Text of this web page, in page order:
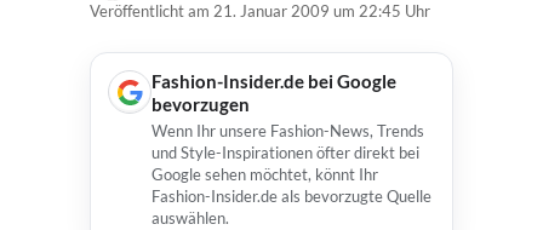
Veröffentlicht am 21. Januar 2009 um 22:45 Uhr
Fashion-Insider.de bei Google
bevorzugen
Wenn Ihr unsere Fashion-News, Trends
und Style-Inspirationen öfter direkt bei
Google sehen möchtet, könnt Ihr
Fashion-Insider.de als bevorzugte Quelle
auswählen.